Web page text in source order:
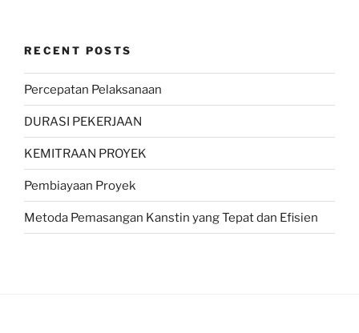
RECENT POSTS
Percepatan Pelaksanaan
DURASI PEKERJAAN
KEMITRAAN PROYEK
Pembiayaan Proyek
Metoda Pemasangan Kanstin yang Tepat dan Efisien